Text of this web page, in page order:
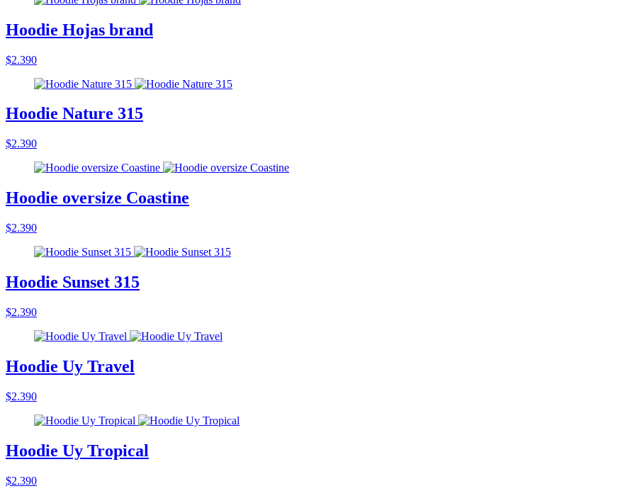
Hoodie Hojas brand
$2.390
Hoodie Nature 315
$2.390
Hoodie oversize Coastine
$2.390
Hoodie Sunset 315
$2.390
Hoodie Uy Travel
$2.390
Hoodie Uy Tropical
$2.390